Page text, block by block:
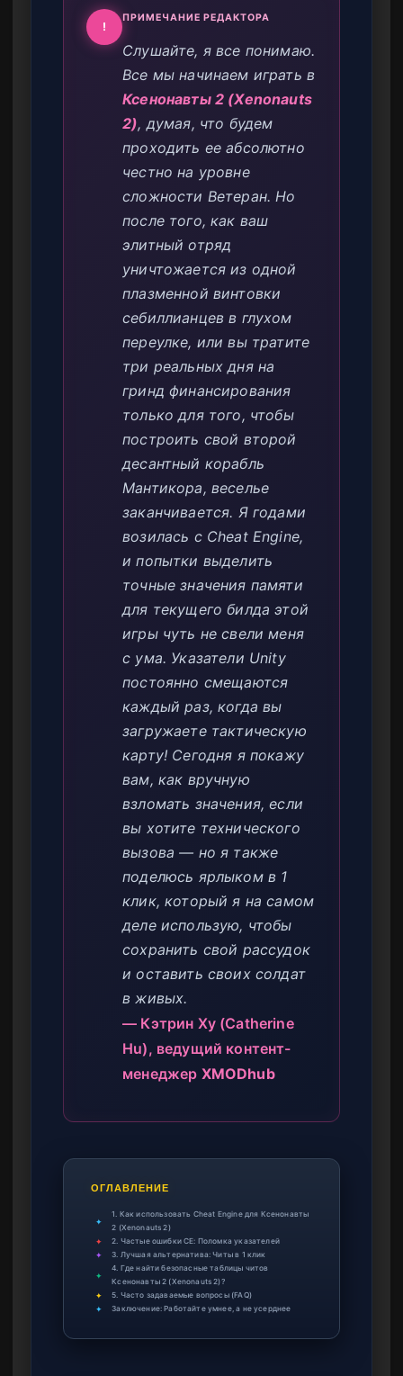
!
ПРИМЕЧАНИЕ РЕДАКТОРА
Слушайте, я все понимаю.
Все мы начинаем играть в
Ксенонавты 2 (Xenonauts
2), думая, что будем
проходить ее абсолютно
честно на уровне
сложности Ветеран. Но
после того, как ваш
элитный отряд
уничтожается из одной
плазменной винтовки
себиллианцев в глухом
переулке, или вы тратите
три реальных дня на
гринд финансирования
только для того, чтобы
построить свой второй
десантный корабль
Мантикора, веселье
заканчивается. Я годами
возилась с Cheat Engine,
и попытки выделить
точные значения памяти
для текущего билда этой
игры чуть не свели меня
с ума. Указатели Unity
постоянно смещаются
каждый раз, когда вы
загружаете тактическую
карту! Сегодня я покажу
вам, как вручную
взломать значения, если
вы хотите технического
вызова — но я также
поделюсь ярлыком в 1
клик, который я на самом
деле использую, чтобы
сохранить свой рассудок
и оставить своих солдат
в живых.
— Кэтрин Ху (Catherine
Hu), ведущий контент-
менеджер XMODhub
ОГЛАВЛЕНИЕ
✦
1. Как использовать Cheat Engine для Ксенонавты
2 (Xenonauts 2)
✦ 2. Частые ошибки CE: Поломка указателей
✦ 3. Лучшая альтернатива: Читы в 1 клик
✦
4. Где найти безопасные таблицы читов
Ксенонавты 2 (Xenonauts 2)?
✦ 5. Часто задаваемые вопросы (FAQ)
✦ Заключение: Работайте умнее, а не усерднее